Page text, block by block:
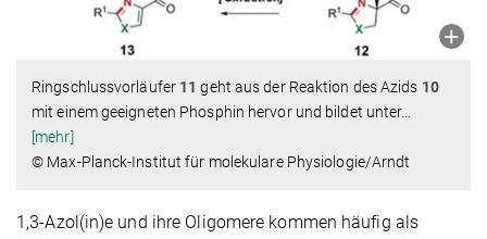
Ringschlussvorläufer 11 geht aus der Reaktion des Azids 10
mit einem geeigneten Phosphin hervor und bildet unter…
[mehr]
© Max-Planck-Institut für molekulare Physiologie/Arndt
1,3-Azol(in)e und ihre Oligomere kommen häufig als